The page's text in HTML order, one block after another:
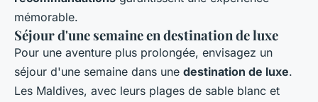
mémorable.
Séjour d'une semaine en destination de luxe
Pour une aventure plus prolongée, envisagez un
séjour d'une semaine dans une destination de luxe.
Les Maldives, avec leurs plages de sable blanc et